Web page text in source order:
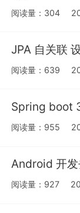
阅读量：304
JPA 自关联
阅读量：639
Spring boot
阅读量：955
Android 开
阅读量：927